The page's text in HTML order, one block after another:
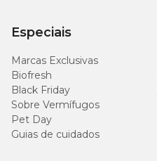
Especiais
Marcas Exclusivas
Biofresh
Black Friday
Sobre Vermífugos
Pet Day
Guias de cuidados